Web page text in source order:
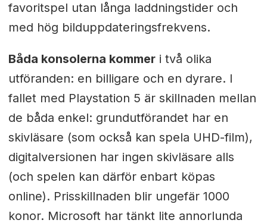
favoritspel utan långa laddningstider och
med hög bilduppdateringsfrekvens.
Båda konsolerna kommeri två olika
utföranden: en billigare och en dyrare. I
fallet med Playstation 5 är skillnaden mellan
de båda enkel: grundutförandet har en
skivläsare (som också kan spela UHD-film),
digitalversionen har ingen skivläsare alls
(och spelen kan därför enbart köpas
online). Prisskillnaden blir ungefär 1000
konor. Microsoft har tänkt lite annorlunda